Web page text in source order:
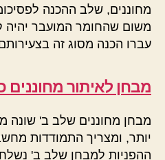
מחוננים, שלב ההכנה
משום שהחומר המועבר יהיה
עברו הכנה מסוג זה
מבחן לאיתור
מבחן מחוננים שלב ב' שונה
יותר, ומצריך התמודדות
ההפניות למבחן שלב ב'